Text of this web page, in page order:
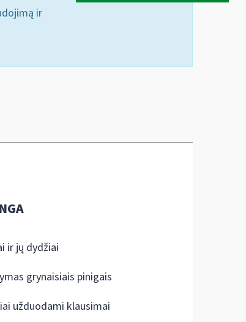
ir
ir jų dydžiai
grynaisiais pinigais
užduodami klausimai